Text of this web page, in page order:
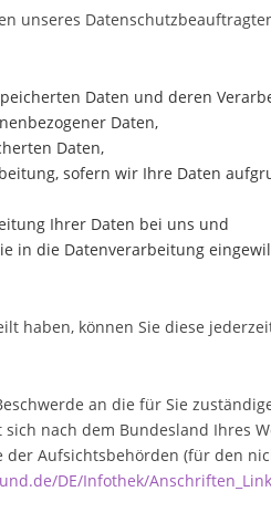
unseres
Daten und deren
Daten,
Daten,
sofern wir Ihre Daten
Ihrer Daten bei uns und
in die Datenverarbeitung
haben, können Sie diese
an die für Sie
nach dem Bundesland Ihres
der Aufsichtsbehörden (für den
DE/Infothek/